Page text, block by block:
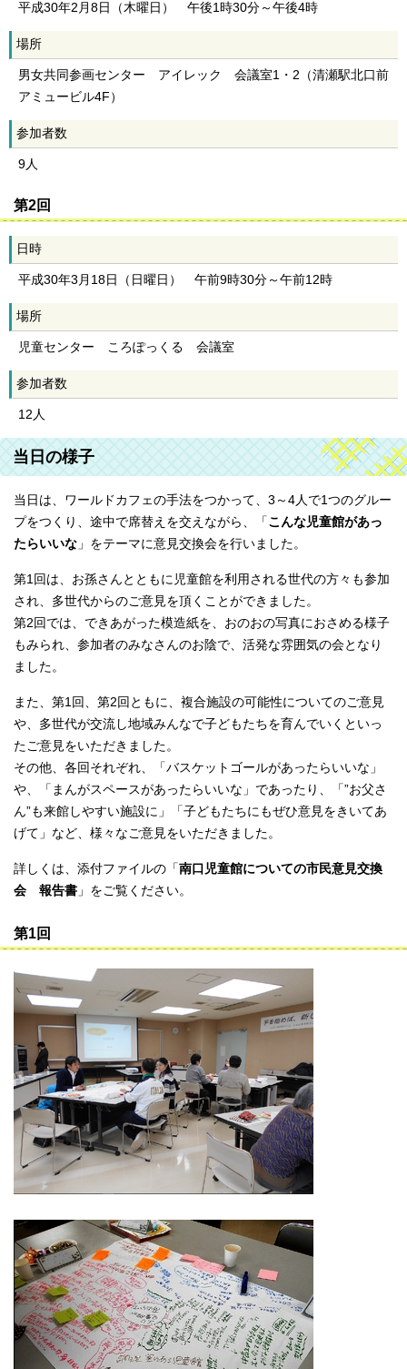
平成30年2月8日（木曜日） 午後1時30分～午後4時
場所
男女共同参画センター アイレック 会議室1・2（清瀬駅北口前
アミュービル4F）
参加者数
9人
第2回
日時
平成30年3月18日（日曜日） 午前9時30分～午前12時
場所
児童センター ころぽっくる 会議室
参加者数
12人
当日の様子
当日は、ワールドカフェの手法をつかって、3～4人で1つのグルー
プをつくり、途中で席替えを交えながら、「 こんな児童館があっ
たらいいな 」をテーマに意見交換会を行いました。
第1回は、お孫さんとともに児童館を利用される世代の方々も参加
され、多世代からのご意見を頂くことができました。
第2回では、できあがった模造紙を、おのおの写真におさめる様子
もみられ、参加者のみなさんのお陰で、活発な雰囲気の会となり
ました。
また、第1回、第2回ともに、複合施設の可能性についてのご意見
や、多世代が交流し地域みんなで子どもたちを育んでいくといっ
たご意見をいただきました。
その他、各回それぞれ、「バスケットゴールがあったらいいな」
や、「まんがスペースがあったらいいな」であったり、「”お父さ
ん”も来館しやすい施設に」「子どもたちにもぜひ意見をきいてあ
げて」など、様々なご意見をいただきました。
詳しくは、添付ファイルの「 南口児童館についての市民意見交換
会 報告書 」をご覧ください。
第1回